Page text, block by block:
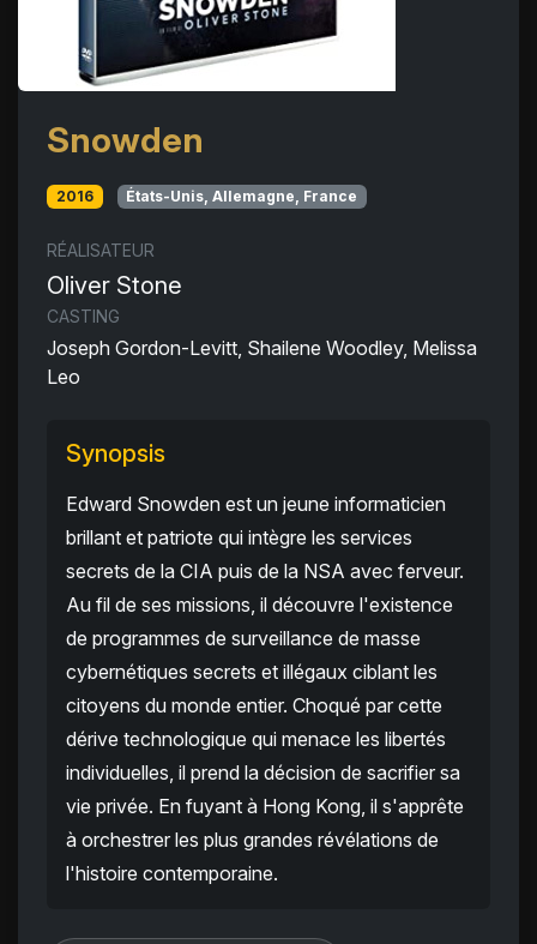
Snowden
2016 États-Unis, Allemagne, France
RÉALISATEUR
Oliver Stone
CASTING
Joseph Gordon-Levitt, Shailene Woodley, Melissa
Leo
Synopsis
Edward Snowden est un jeune informaticien
brillant et patriote qui intègre les services
secrets de la CIA puis de la NSA avec ferveur.
Au fil de ses missions, il découvre l'existence
de programmes de surveillance de masse
cybernétiques secrets et illégaux ciblant les
citoyens du monde entier. Choqué par cette
dérive technologique qui menace les libertés
individuelles, il prend la décision de sacrifier sa
vie privée. En fuyant à Hong Kong, il s'apprête
à orchestrer les plus grandes révélations de
l'histoire contemporaine.